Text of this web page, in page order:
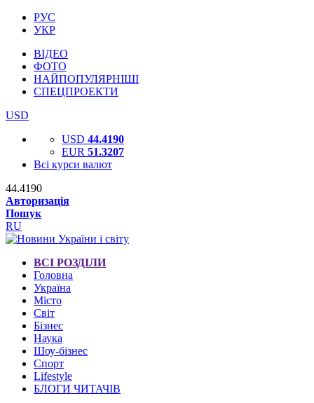
РУС
УКР
ВІДЕО
ФОТО
НАЙПОПУЛЯРНІШІ
СПЕЦПРОЕКТИ
USD
USD 44.4190
EUR 51.3207
Всі курси валют
44.4190
Авторизація
Пошук
RU
ВСІ РОЗДІЛИ
Головна
Україна
Місто
Світ
Бізнес
Наука
Шоу-бізнес
Спорт
Lifestyle
БЛОГИ ЧИТАЧІВ